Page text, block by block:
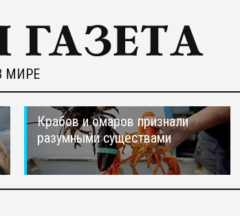
МИРЕ
Крабов и омаров признали
разумными существами